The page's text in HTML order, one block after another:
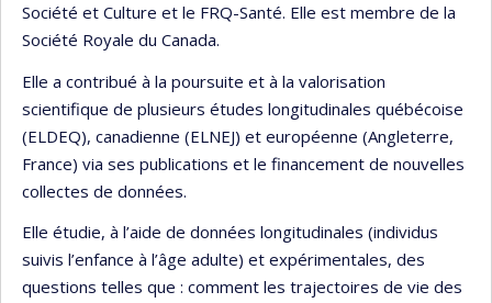
Société et Culture et le FRQ-Santé. Elle est membre de la
Société Royale du Canada.
Elle a contribué à la poursuite et à la valorisation
scientifique de plusieurs études longitudinales québécoise
(ELDEQ), canadienne (ELNEJ) et européenne (Angleterre,
France) via ses publications et le financement de nouvelles
collectes de données.
Elle étudie, à l’aide de données longitudinales (individus
suivis l’enfance à l’âge adulte) et expérimentales, des
questions telles que : comment les trajectoires de vie des